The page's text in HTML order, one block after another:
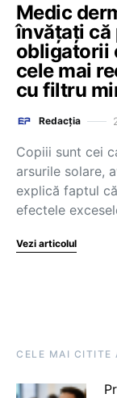
Medic
învățați că
obligatorii
cele mai
cu filtru
Redacția
Copiii sunt cei
arsurile solare,
explică faptul
efectele
Vezi articolul
CELE MAI CITITE